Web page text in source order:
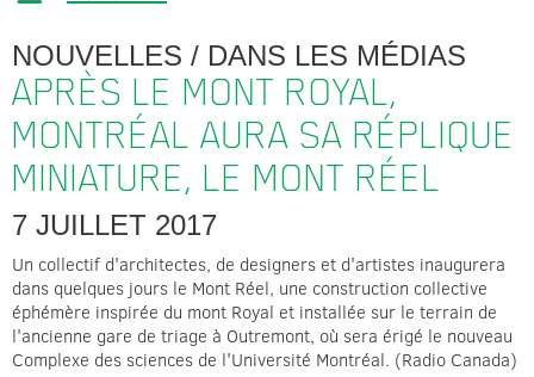
NOUVELLES / DANS LES MÉDIAS
APRÈS LE MONT ROYAL,
MONTRÉAL AURA SA RÉPLIQUE
MINIATURE, LE MONT RÉEL
7 JUILLET 2017
Un collectif d'architectes, de designers et d'artistes inaugurera
dans quelques jours le Mont Réel, une construction collective
éphémère inspirée du mont Royal et installée sur le terrain de
l'ancienne gare de triage à Outremont, où sera érigé le nouveau
Complexe des sciences de l'Université Montréal. (Radio Canada)